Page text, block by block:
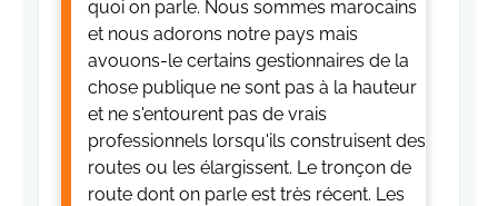
quoi on parle. Nous sommes marocains
et nous adorons notre pays mais
avouons-le certains gestionnaires de la
chose publique ne sont pas à la hauteur
et ne s'entourent pas de vrais
professionnels lorsqu'ils construisent des
routes ou les élargissent. Le tronçon de
route dont on parle est très récent. Les